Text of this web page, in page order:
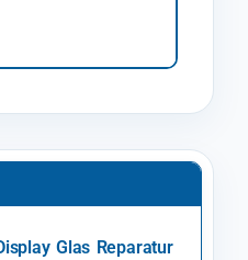
Glas Reparatur